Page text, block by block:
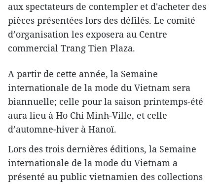
aux spectateurs de contempler et d'acheter des
pièces présentées lors des défilés. Le comité
d’organisation les exposera au Centre
commercial Trang Tien Plaza.
A partir de cette année, la Semaine
internationale de la mode du Vietnam sera
biannuelle; celle pour la saison printemps-été
aura lieu à Ho Chi Minh-Ville, et celle
d’automne-hiver à Hanoï.
Lors des trois dernières éditions, la Semaine
internationale de la mode du Vietnam a
présenté au public vietnamien des collections